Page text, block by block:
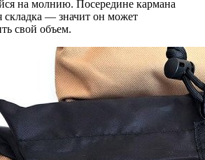
на молнию. Посередине кармана
складка — значит он может
свой объем.